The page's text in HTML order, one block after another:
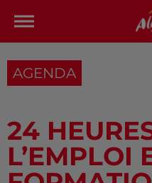
AGENDA
24
L’EMPLOI